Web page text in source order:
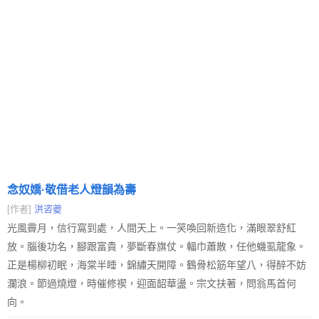
念奴嬌·敬借老人燈韻為壽
[作者] 洪咨夔
光風霽月，信行窩到處，人間天上。一笑喚回新造化，滿眼翠舒紅
放。腦後功名，腳跟富貴，夢斷春旗仗。輻巾蕭散，任他蟣虱龍象。
正是楊柳初眠，海棠半睡，錦繡天開障。鶴骨松筋年望八，得醉不妨
瀾浪。節過燒燈，時催修禊，迎面韶華盪。宗文扶著，問翁馬首何
向。